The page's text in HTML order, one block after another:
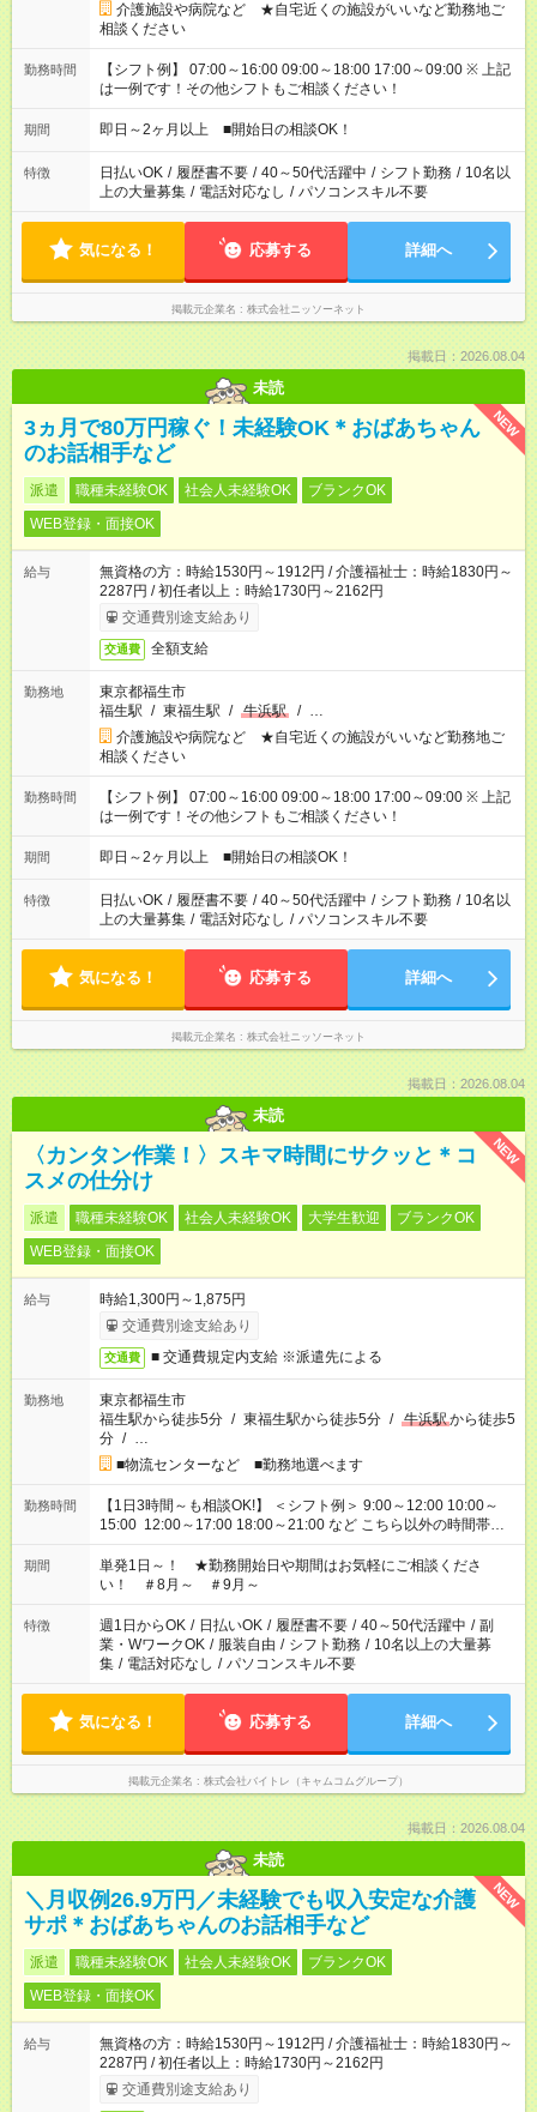
介護施設や病院など ★自宅近くの施設がいいなど勤務地ご
相談ください
勤務時間
【シフト例】 07:00～16:00 09:00～18:00 17:00～09:00 ※ 上記
は一例です！その他シフトもご相談ください！
期間 即日～2ヶ月以上 ■開始日の相談OK！
特徴 日払いOK / 履歴書不要 / 40～50代活躍中 / シフト勤務 / 10名以
上の大量募集 / 電話対応なし / パソコンスキル不要
気になる！ 応募する 詳細へ
掲載元企業名 株式会社ニッソーネット
掲載日：2026.08.04
未読
NEW
3ヵ月で80万円稼ぐ！未経験OK＊おばあちゃん
のお話相手など
派遣 職種未経験OK 社会人未経験OK
ブランクOK
WEB登録・面接OK
給与
無資格の方：時給1530円～1912円 / 介護福祉士：時給1830円～
2287円 / 初任者以上：時給1730円～2162円
交通費別途支給あり
交通費 全額支給
勤務地
東京都福生市
福生駅 / 東福生駅 / 牛浜駅 / …
介護施設や病院など ★自宅近くの施設がいいなど勤務地ご
相談ください
勤務時間
【シフト例】 07:00～16:00 09:00～18:00 17:00～09:00 ※ 上記
は一例です！その他シフトもご相談ください！
期間 即日～2ヶ月以上 ■開始日の相談OK！
特徴 日払いOK / 履歴書不要 / 40～50代活躍中 / シフト勤務 / 10名以
上の大量募集 / 電話対応なし / パソコンスキル不要
気になる！ 応募する 詳細へ
掲載元企業名 株式会社ニッソーネット
掲載日：2026.08.04
未読
NEW
〈カンタン作業！〉スキマ時間にサクッと＊コ
スメの仕分け
派遣 職種未経験OK 社会人未経験OK 大学生歓迎
ブランクOK
WEB登録・面接OK
給与
時給1,300円～1,875円
交通費別途支給あり
交通費 ■ 交通費規定内支給 ※派遣先による
勤務地
東京都福生市
福生駅から徒歩5分 / 東福生駅から徒歩5分 / 牛浜駅から徒歩5
分 / …
■物流センターなど ■勤務地選べます
勤務時間
【1日3時間～も相談OK!】 ＜シフト例＞ 9:00～12:00 10:00～
15:00 12:00～17:00 18:00～21:00 など こちら以外の時間帯も
お気軽にご相談ください！
期間
単発1日～！ ★勤務開始日や期間はお気軽にご相談くださ
い！ ＃8月～ ＃9月～
特徴 週1日からOK / 日払いOK / 履歴書不要 / 40～50代活躍中 / 副
業・WワークOK / 服装自由 / シフト勤務 / 10名以上の大量募
集 / 電話対応なし / パソコンスキル不要
気になる！ 応募する 詳細へ
掲載元企業名 株式会社バイトレ（キャムコムグループ）
掲載日：2026.08.04
未読
NEW
＼月収例26.9万円／未経験でも収入安定な介護
サポ＊おばあちゃんのお話相手など
派遣 職種未経験OK 社会人未経験OK
ブランクOK
WEB登録・面接OK
給与
無資格の方：時給1530円～1912円 / 介護福祉士：時給1830円～
2287円 / 初任者以上：時給1730円～2162円
交通費別途支給あり